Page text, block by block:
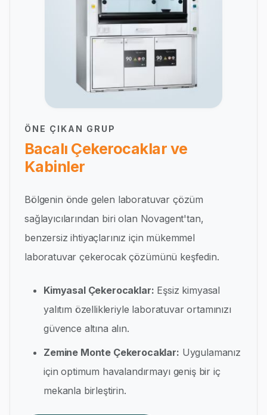
ÖNE ÇIKAN GRUP
Bacalı Çekerocaklar ve
Kabinler
Bölgenin önde gelen laboratuvar çözüm
sağlayıcılarından biri olan Novagent'tan,
benzersiz ihtiyaçlarınız için mükemmel
laboratuvar çekerocak çözümünü keşfedin.
Kimyasal Çekerocaklar: Eşsiz kimyasal
yalıtım özellikleriyle laboratuvar ortamınızı
güvence altına alın.
Zemine Monte Çekerocaklar: Uygulamanız
için optimum havalandırmayı geniş bir iç
mekanla birleştirin.